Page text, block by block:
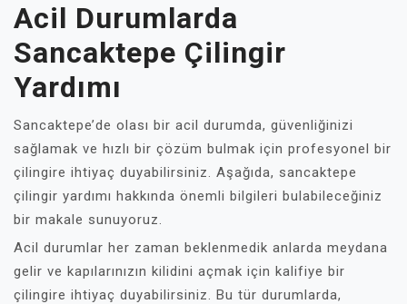
Acil Durumlarda
Sancaktepe Çilingir
Yardımı
Sancaktepe’de olası bir acil durumda, güvenliğinizi
sağlamak ve hızlı bir çözüm bulmak için profesyonel bir
çilingire ihtiyaç duyabilirsiniz. Aşağıda, sancaktepe
çilingir yardımı hakkında önemli bilgileri bulabileceğiniz
bir makale sunuyoruz.
Acil durumlar her zaman beklenmedik anlarda meydana
gelir ve kapılarınızın kilidini açmak için kalifiye bir
çilingire ihtiyaç duyabilirsiniz. Bu tür durumlarda,